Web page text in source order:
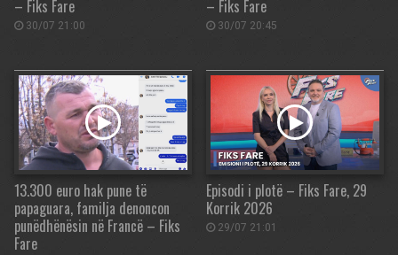
– Fiks Fare
30/07 21:00
– Fiks Fare
30/07 20:45
13.300 euro hak pune të
papaguara, familja denoncon
punëdhënësin në Francë – Fiks
Fare
Episodi i plotë – Fiks Fare, 29
Korrik 2026
29/07 21:01